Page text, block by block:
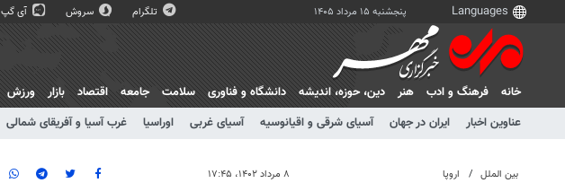
پنجشنبه ۱۵ مرداد ۱۴۰۵ تلگرام سروش آی گپ
خانه فرهنگ و ادب هنر دين، حوزه، انديشه دانشگاه و فناوری سلامت جامعه اقتصاد بازار ورزش
عناوین اخبار
ایران در جهان آسیای شرقی و اقیانوسیه آسیای غربی اوراسیا غرب آسیا و آفریقای شمالی
بین الملل اروپا ۸ مرداد ۱۴۰۲، ۱۷:۴۵